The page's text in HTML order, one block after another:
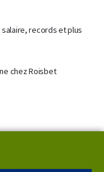
salaire, records et plus
chez Roisbet